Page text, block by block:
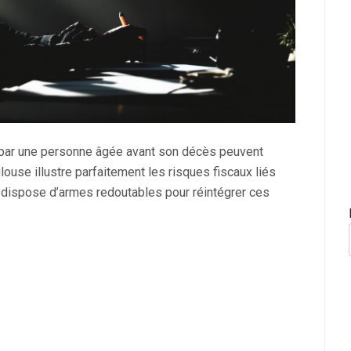
une personne âgée avant son décès peuvent
illustre parfaitement les risques fiscaux liés
d’armes redoutables pour réintégrer ces